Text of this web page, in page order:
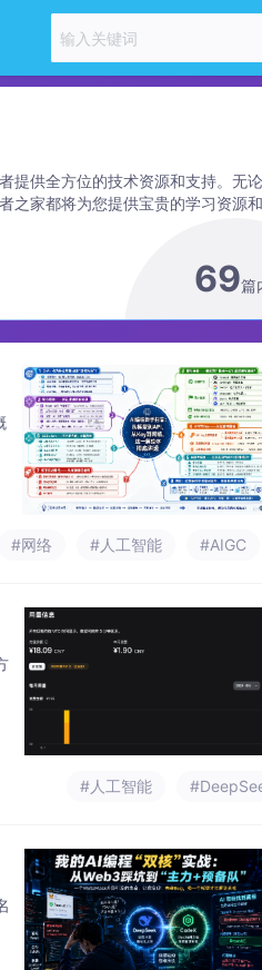
提供全方位的技术资源和支持。无
之家都将为您提供宝贵的学习资源和
69篇
#网络 #人工智能 #AIGC
#人工智能